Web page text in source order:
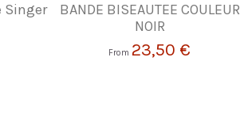
Singer
BANDE BISEAUTEE COULEUR
NOIR
From 23,50 €